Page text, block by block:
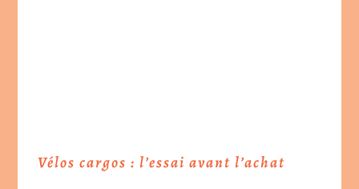
Vélos cargos : l’essai avant l’achat